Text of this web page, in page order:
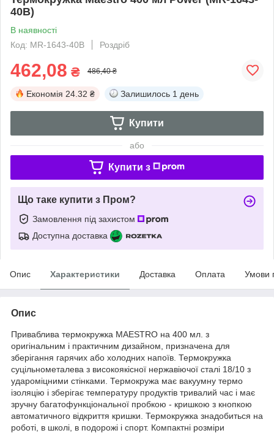
40B)
В наявності
Код: MR-1643-40B
Роздріб
462,08 ₴ 486,40 ₴
Економія 24.32 ₴ Залишилось 1 день
Купити
або
Купити з
Що таке купити з Пром?
Замовлення під захистом
Доступна доставка
Опис Характеристики Доставка Оплата Умови
Опис
Приваблива термокружка MAESTRO на 400 мл. з
оригінальним і практичним дизайном, призначена для
зберігання гарячих або холодних напоїв. Термокружка
суцільнометалева з високоякісної нержавіючої сталі 18/10 з
удароміцними стінками. Термокружа має вакуумну термо
ізоляцію і зберігає температуру продуктів тривалий час і має
зручну багатофункціональної пробкою - кришкою з кнопкою
автоматичного відкриття кришки. Термокружка знадобиться на
роботі, в школі, в подорожі і спорт. Компактні розміри